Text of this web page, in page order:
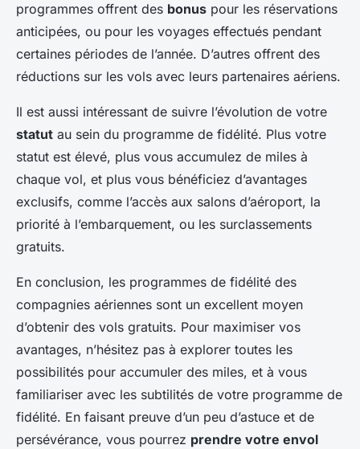
programmes offrent des bonus pour les réservations
anticipées, ou pour les voyages effectués pendant
certaines périodes de l’année. D’autres offrent des
réductions sur les vols avec leurs partenaires aériens.
Il est aussi intéressant de suivre l’évolution de votre
statut au sein du programme de fidélité. Plus votre
statut est élevé, plus vous accumulez de miles à
chaque vol, et plus vous bénéficiez d’avantages
exclusifs, comme l’accès aux salons d’aéroport, la
priorité à l’embarquement, ou les surclassements
gratuits.
En conclusion, les programmes de fidélité des
compagnies aériennes sont un excellent moyen
d’obtenir des vols gratuits. Pour maximiser vos
avantages, n’hésitez pas à explorer toutes les
possibilités pour accumuler des miles, et à vous
familiariser avec les subtilités de votre programme de
fidélité. En faisant preuve d’un peu d’astuce et de
persévérance, vous pourrez prendre votre envol